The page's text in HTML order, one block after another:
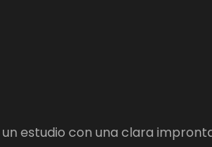
estudio con una clara